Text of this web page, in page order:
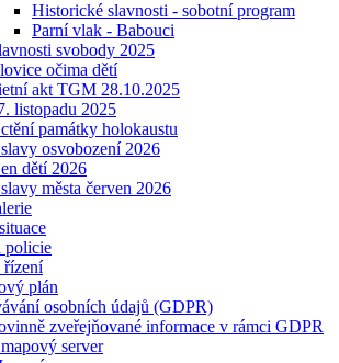
Historické slavnosti - sobotní program
Parní vlak - Babouci
svobody 2025
očima dětí
akt TGM 28.10.2025
listopadu 2025
památky holokaustu
osvobození 2026
dětí 2026
města červen 2026
policie
plán
osobních údajů (GDPR)
zveřejňované informace v rámci GDPR
server